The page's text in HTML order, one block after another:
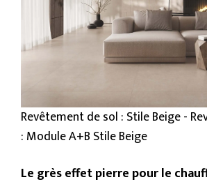
Revêtement de sol : Stile Beige -
: Module A+B Stile Beige
Le grès effet pierre pour le